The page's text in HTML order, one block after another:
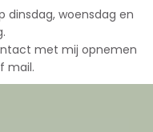
dinsdag, woensdag en
met mij opnemen
mail.